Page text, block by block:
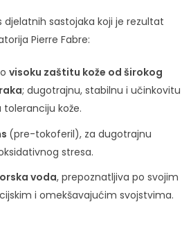
sastojaka koji je rezultat
Pierre Fabre:
visoku zaštitu kože od širokog
; dugotrajnu, stabilnu i učinkovitu
kože.
(pre-tokoferil), za dugotrajnu
stresa.
voda, prepoznatljiva po svojim
i omekšavajućim svojstvima.